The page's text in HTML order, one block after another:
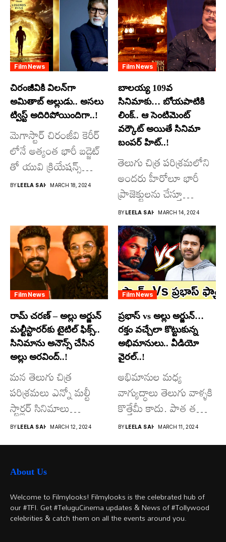
Film News
చిరంజీవికి విలన్‌గా
అమితాబ్ అల్లుడు.. అసలు
ట్విస్ట్ అదిరిపోయిందిగా..!
మెగాస్టార్ చిరంజీవి కెరీర్
లోనే అత్యంత భారీ బడ్జెట్
తో యువి క్రియేషన్స్
రూపొందిస్తున్న
BY LEELA SAI MARCH 18, 2024
Film News
బాలయ్య 109వ
సినిమాకు… బోయపాటికి
లింక్.. ఆ సెంటిమెంట్
వర్కౌట్ అయితే సినిమా
బంపర్ హిట్..!
తెలుగు చిత్ర పరిశ్రమలోని
అందరు హీరోలూ భారీ
ప్రాజెక్టులను చేస్తూ
దూసుకుపోతోన్నారు.
అందులో కొందరు
మాత్రమే...
BY LEELA SAI MARCH 14, 2024
Film News
రామ్ చరణ్ – అల్లు అర్జున్
మల్టీస్టారర్​కు టైటిల్ ఫిక్స్..
సినిమాను అనౌన్స్ చేసిన
అల్లు అరవింద్..!
మన తెలుగు చిత్ర
పరిశ్రమలు ఎన్నో మల్టీ
స్టార్లర్ సినిమాలు
వచ్చాయి.. కొన్ని సినిమాలు
అయితే...
BYLEELA SAI MARCH 12, 2024
Film News
ప్రభాస్ vs అల్లు అర్జున్…
రక్తం వచ్చేలా కొట్టుకున్న
అభిమానులు.. వీడియో
వైరల్..!
అభిమానుల మధ్య
వాగ్యుద్ధాలు తెలుగు వాళ్ళకి
కొత్తేమీ కాదు. పాత తరం
నటుల నుంచి నేటి...
BYLEELA SAI MARCH 11, 2024
About Us
Welcome to Filmylooks! Filmylooks is the celebrated hub of
our #TFI. Get #TeluguCinema updates & News of #Tollywood
celebrities & catch them on all the events around you.